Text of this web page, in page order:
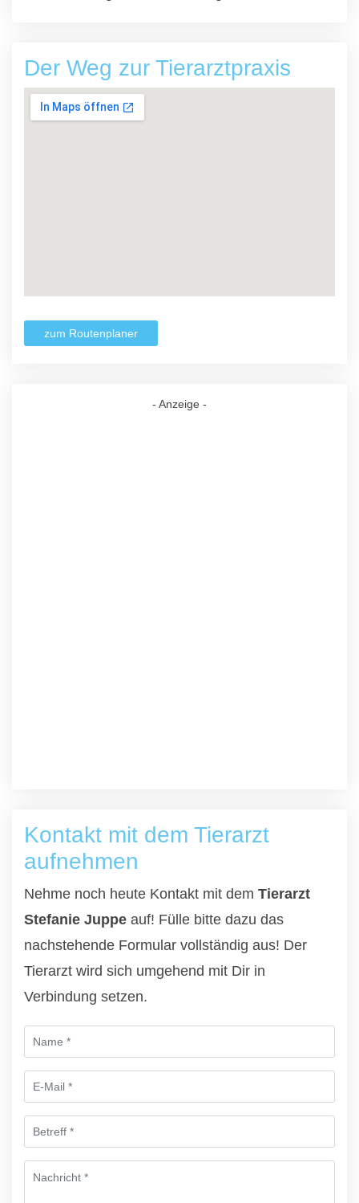
Der Weg zur Tierarztpraxis
zum Routenplaner
- Anzeige -
Kontakt mit dem Tierarzt
aufnehmen
Nehme noch heute Kontakt mit dem Tierarzt
Stefanie Juppe auf! Fülle bitte dazu das
nachstehende Formular vollständig aus! Der
Tierarzt wird sich umgehend mit Dir in
Verbindung setzen.